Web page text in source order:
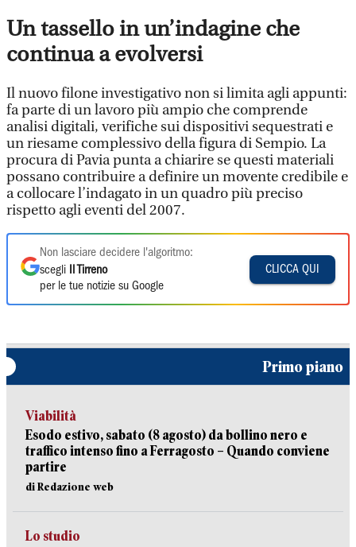
Un tassello in un’indagine che
continua a evolversi
Il nuovo filone investigativo non si limita agli appunti:
fa parte di un lavoro più ampio che comprende
analisi digitali, verifiche sui dispositivi sequestrati e
un riesame complessivo della figura di Sempio. La
procura di Pavia punta a chiarire se questi materiali
possano contribuire a definire un movente credibile e
a collocare l’indagato in un quadro più preciso
rispetto agli eventi del 2007.
Non lasciare decidere l'algoritmo:
scegli
Il Tirreno
per le tue notizie su Google
CLICCA QUI
Primo piano
Viabilità
Esodo estivo, sabato (8 agosto) da bollino nero e
traffico intenso fino a Ferragosto – Quando conviene
partire
di Redazione web
Lo studio